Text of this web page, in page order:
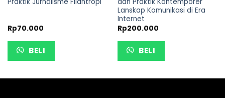
Praktik Jurnalisme Filantropi
Rp70.000
BELI
dan Praktik Kontemporer
Lanskap Komunikasi di Era
Internet
Rp200.000
BELI